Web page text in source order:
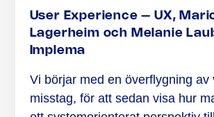
User Experience – UX,
Lagerheim och Melanie
Implema
Vi börjar med en överflygning av
misstag, för att sedan visa hur